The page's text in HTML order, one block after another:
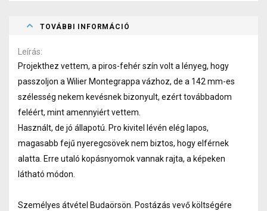
TOVÁBBI INFORMÁCIÓ
Leírás
Projekthez vettem, a piros-fehér szín volt a lényeg, hogy
passzoljon a Wilier Montegrappa vázhoz, de a 142 mm-es
szélesség nekem kevésnek bizonyult, ezért továbbadom
feléért, mint amennyiért vettem.
Használt, de jó állapotú. Pro kivitel lévén elég lapos,
magasabb fejű nyeregcsövek nem biztos, hogy elférnek
alatta. Erre utaló kopásnyomok vannak rajta, a képeken
látható módon.
Személyes átvétel Budaörsön. Postázás vevő költségére